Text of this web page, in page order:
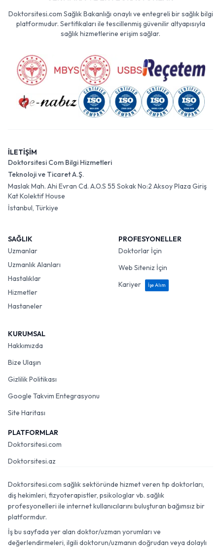
Doktorsitesi.com Sağlık Bakanlığı onaylı ve entegreli bir sağlık bilgi
platformudur. Sertifikaları ile tescillenmiş güvenilir altyapısıyla
sağlık hizmetlerine erişim sağlar.
İLETİŞİM
Doktorsitesi Com Bilgi Hizmetleri
Teknoloji ve Ticaret A.Ş.
Maslak Mah. Ahi Evran Cd. A.O.S 55 Sokak No:2 Aksoy Plaza Giriş
Kat Kolektif House
İstanbul, Türkiye
SAĞLIK
Uzmanlar
Uzmanlık Alanları
Hastalıklar
Hizmetler
Hastaneler
PROFESYONELLER
Doktorlar İçin
Web Siteniz İçin
Kariyer
İşe Alım
KURUMSAL
Hakkımızda
Bize Ulaşın
Gizlilik Politikası
Google Takvim Entegrasyonu
Site Haritası
PLATFORMLAR
Doktorsitesi.com
Doktorsitesi.az
Doktorsitesi.com sağlık sektöründe hizmet veren tıp doktorları,
diş hekimleri, fizyoterapistler, psikologlar vb. sağlık
profesyonelleri ile internet kullanıcılarını buluşturan bağımsız bir
platformdur.
İş bu sayfada yer alan doktor/uzman yorumları ve
değerlendirmeleri, ilgili doktorun/uzmanın doğrudan veya dolaylı